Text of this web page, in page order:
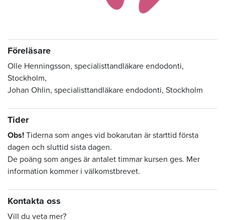
Föreläsare
Olle Henningsson, specialisttandläkare endodonti,
Stockholm,
Johan Ohlin, specialisttandläkare endodonti, Stockholm
Tider
Obs! Tiderna som anges vid bokarutan är starttid första
dagen och sluttid sista dagen.
De poäng som anges är antalet timmar kursen ges. Mer
information kommer i välkomstbrevet.
Kontakta oss
Vill du veta mer?